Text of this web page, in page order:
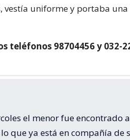
vestía uniforme y portaba
teléfonos 98704456 y 032-
el menor fue encontrado
que ya está en compañía de